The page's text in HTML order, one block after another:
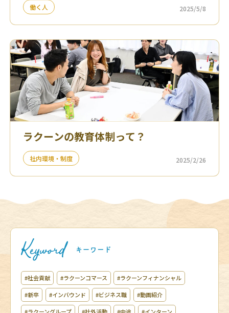
働く人 2025/5/8
ラクーンの教育体制って？
社内環境・制度 2025/2/26
#社会貢献 #ラクーンコマース #ラクーンフィナンシャル
#新卒 #インバウンド #ビジネス職 #動画紹介